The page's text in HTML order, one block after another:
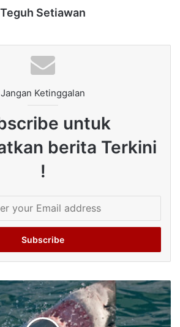
Teguh Setiawan
Jangan Ketinggalan
untuk
berita Terkini
!